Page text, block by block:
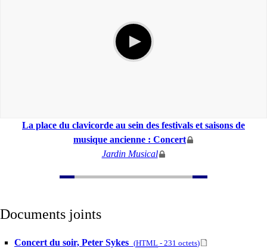
La place du clavicorde au sein des festivals et saisons de
musique ancienne : Concert
Jardin Musical
Documents joints
Concert du soir, Peter Sykes (HTML - 231 octets)